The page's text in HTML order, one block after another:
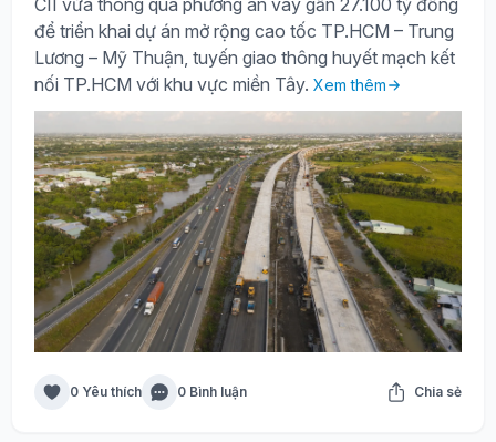
CII vừa thông qua phương án vay gần 27.100 tỷ đồng
để triển khai dự án mở rộng cao tốc TP.HCM – Trung
Lương – Mỹ Thuận, tuyến giao thông huyết mạch kết
nối TP.HCM với khu vực miền Tây. Xem thêm
0 Yêu thích 0 Bình luận Chia sẻ